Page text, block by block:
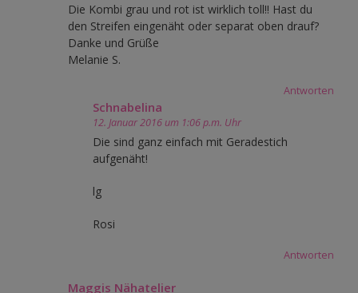
Die Kombi grau und rot ist wirklich toll!! Hast du
den Streifen eingenäht oder separat oben drauf?
Danke und Grüße
Melanie S.
Antworten
Schnabelina
12. Januar 2016 um 1:06 p.m. Uhr
Die sind ganz einfach mit Geradestich
aufgenäht!
lg
Rosi
Antworten
Maggis Nähatelier